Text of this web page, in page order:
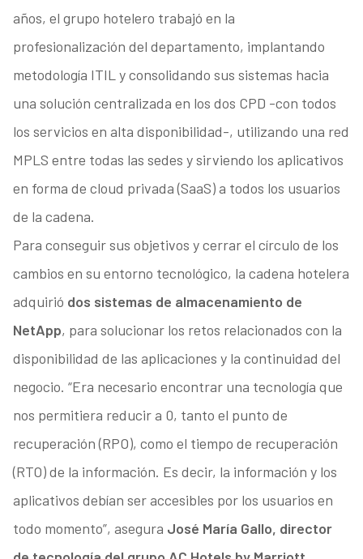
años, el grupo hotelero trabajó en la
profesionalización del departamento, implantando
metodología ITIL y consolidando sus sistemas hacia
una solución centralizada en los dos CPD -con todos
los servicios en alta disponibilidad-, utilizando una red
MPLS entre todas las sedes y sirviendo los aplicativos
en forma de cloud privada (SaaS) a todos los usuarios
de la cadena.
Para conseguir sus objetivos y cerrar el círculo de los
cambios en su entorno tecnológico, la cadena hotelera
adquirió dos sistemas de almacenamiento de
NetApp, para solucionar los retos relacionados con la
disponibilidad de las aplicaciones y la continuidad del
negocio. “Era necesario encontrar una tecnología que
nos permitiera reducir a 0, tanto el punto de
recuperación (RPO), como el tiempo de recuperación
(RTO) de la información. Es decir, la información y los
aplicativos debían ser accesibles por los usuarios en
todo momento”, asegura José María Gallo, director